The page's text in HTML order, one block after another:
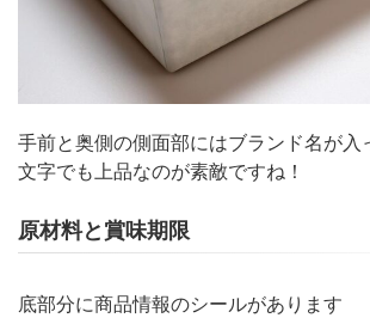
手前と奥側の側面部にはブランド名が入
文字でも上品なのが素敵ですね！
原材料と賞味期限
底部分に商品情報のシールがあります